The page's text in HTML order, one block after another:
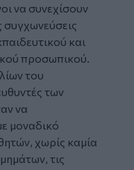
να συνεχίσουν
συγχωνεύσεις
και
προσωπικού.
του
των
να
μοναδικό
χωρίς καμία
τις